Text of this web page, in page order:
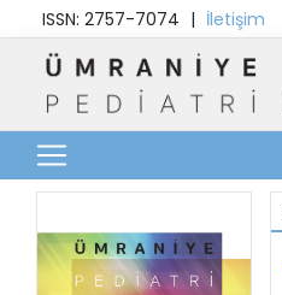
ISSN: 2757-7074 | İletişim